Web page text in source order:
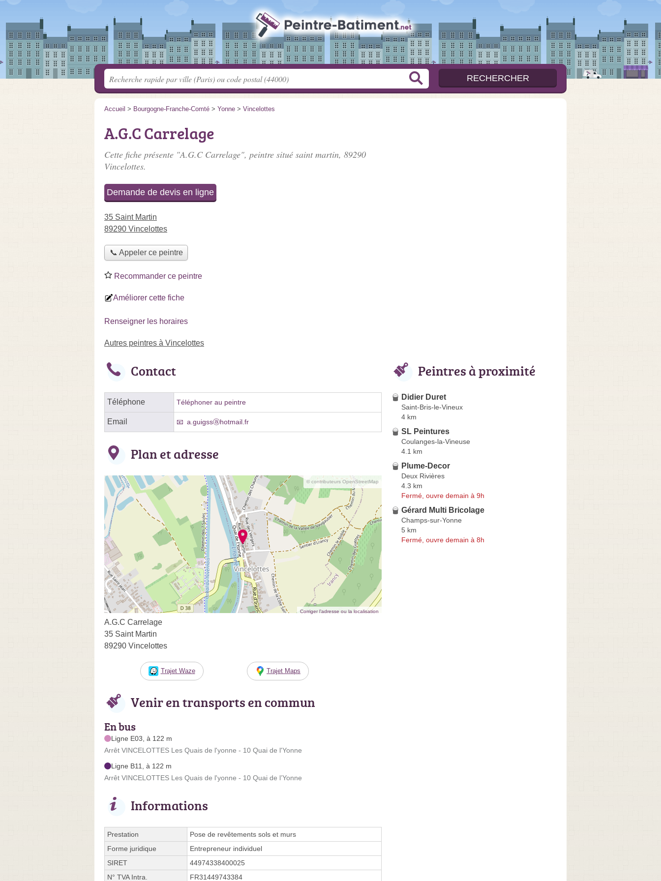
Accueil > Bourgogne-Franche-Comté > Yonne > Vincelottes
A.G.C Carrelage
Cette fiche présente "A.G.C Carrelage", peintre situé saint martin, 89290
Vincelottes.
Demande de devis en ligne
35 Saint Martin
89290 Vincelottes
📞 Appeler ce peintre
Recommander ce peintre
Améliorer cette fiche
Renseigner les horaires
Autres peintres à Vincelottes
Contact
Téléphone Téléphoner au peintre
Email a.guigssⓐhotmail.fr
Plan et adresse
© contributeurs OpenStreetMap
Corriger l’adresse ou la localisation
A.G.C Carrelage
35 Saint Martin
89290 Vincelottes
Trajet Waze Trajet Maps
Venir en transports en commun
En bus
Ligne E03, à 122 m
Arrêt VINCELOTTES Les Quais de l'yonne - 10 Quai de l'Yonne
Ligne B11, à 122 m
Arrêt VINCELOTTES Les Quais de l'yonne - 10 Quai de l’Yonne
Informations
Prestation
Pose de revêtements sols et murs
Forme juridique
Entrepreneur individuel
SIRET
44974338400025
N° TVA Intra.
FR31449743384
Peintres à proximité
Didier Duret
Saint-Bris-le-Vineux
4 km
SL Peintures
Coulanges-la-Vineuse
4.1 km
Plume-Decor
Deux Rivières
4.3 km
Fermé, ouvre demain à 9h
Gérard Multi Bricolage
Champs-sur-Yonne
5 km
Fermé, ouvre demain à 8h